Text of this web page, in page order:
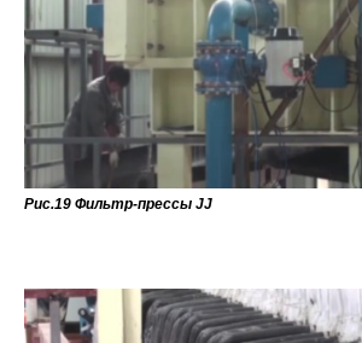
Рис.19 Фильтр-прессы JJ